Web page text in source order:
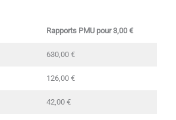
Rapports PMU pour 3,00 €
630,00 €
126,00 €
42,00 €